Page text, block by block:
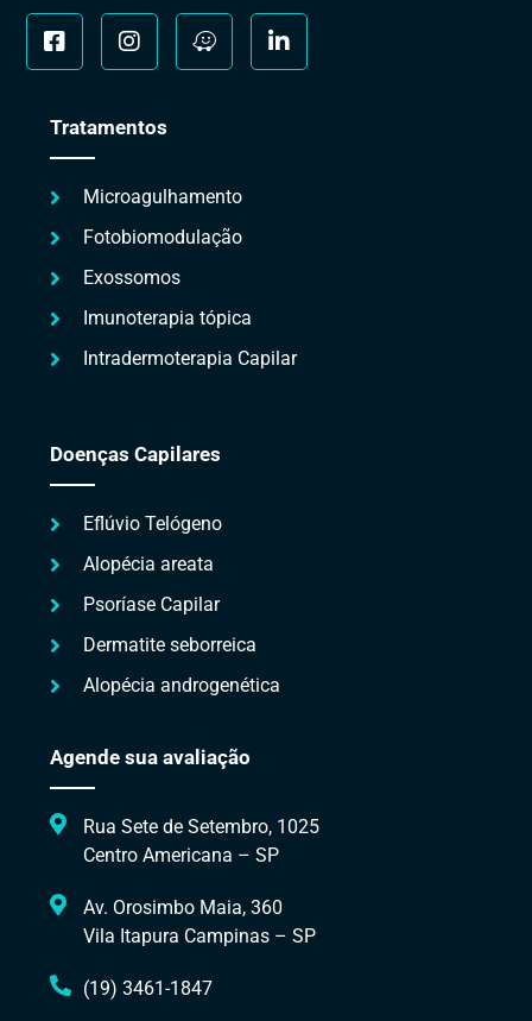
Tratamentos
Microagulhamento
Fotobiomodulação
Exossomos
Imunoterapia tópica
Intradermoterapia Capilar
Doenças Capilares
Eflúvio Telógeno
Alopécia areata
Psoríase Capilar
Dermatite seborreica
Alopécia androgenética
Agende sua avaliação
Rua Sete de Setembro, 1025
Centro Americana – SP
Av. Orosimbo Maia, 360
Vila Itapura Campinas – SP
(19) 3461-1847